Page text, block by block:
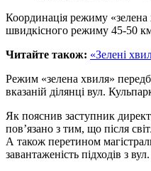
Координація режиму «зелена
швидкісного режиму 45-50
Читайте також: «Зелені
Режим «зелена хвиля»
вказаній ділянці вул.
Як пояснив заступник
пов’язано з тим, що після
А також перетином
завантаженість підходів з